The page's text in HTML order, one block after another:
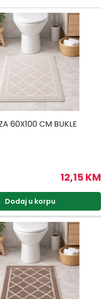
60X100 CM BUKLE
12,15 KM
Dodaj u korpu